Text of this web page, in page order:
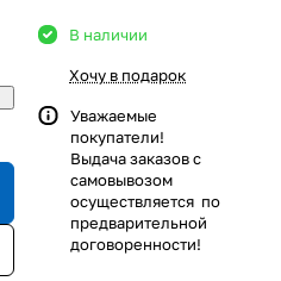
В наличии
Хочу в подарок
Уважаемые
покупатели!
Выдача заказов с
самовывозом
осуществляется по
предварительной
договоренности!